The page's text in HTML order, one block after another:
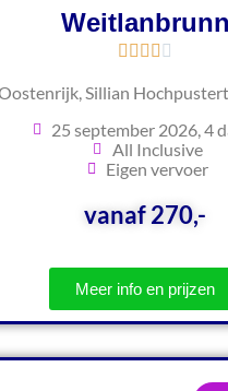
Weitlanbrunn
Sillian
25 september 2026, 4
All Inclusive
Eigen vervoer
vanaf 270,-
Meer info en prijzen